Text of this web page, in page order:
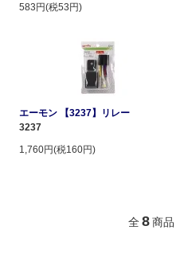
583円(税53円)
エーモン 【3237】リレー
3237
1,760円(税160円)
全 8 商品